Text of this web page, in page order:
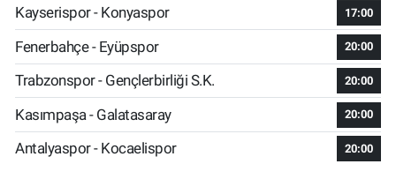
Kayserispor - Konyaspor
17:00
Fenerbahçe - Eyüpspor 20:00
Trabzonspor - Gençlerbirliği S.K. 20:00
Kasımpaşa - Galatasaray 20:00
Antalyaspor - Kocaelispor 20:00